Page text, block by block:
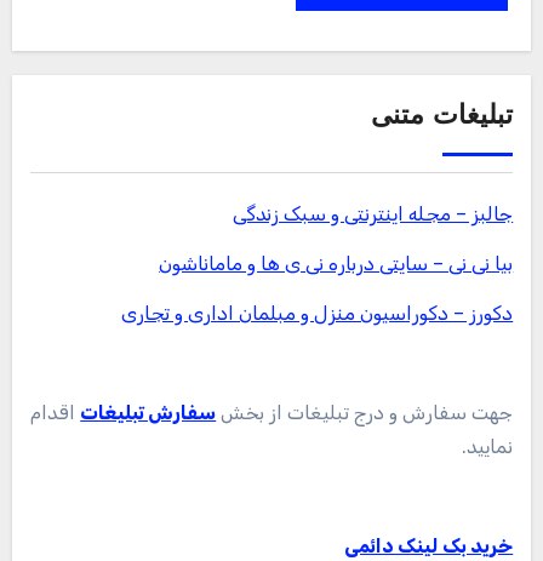
تبلیغات متنی
جالبز – مجله اینترنتی و سبک زندگی
بیا نی نی – سایتی درباره نی ی ها و ماماناشون
دکورز – دکوراسیون منزل و مبلمان اداری و تجاری
جهت سفارش و درج تبلیغات از بخش سفارش تبلیغات اقدام
نمایید.
خرید بک لینک دائمی